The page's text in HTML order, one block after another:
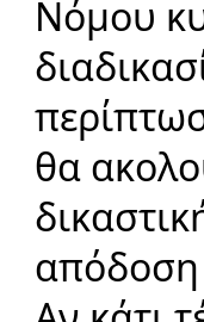
Νόμου
θα